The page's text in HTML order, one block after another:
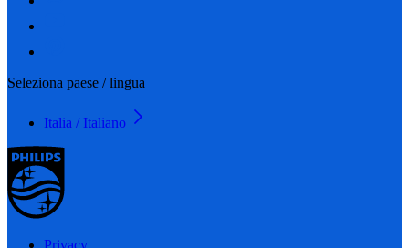
Seleziona paese / lingua
Italia / Italiano
Privacy